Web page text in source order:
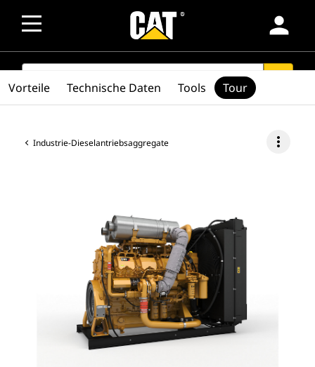
person
SEARCH
Industrie-Dieselantriebsaggregate more_vert
Vorteile Technische Daten Tools Tour